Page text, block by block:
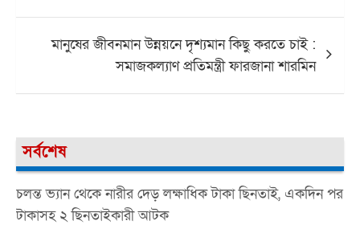
মানুষের জীবনমান উন্নয়নে দৃশ্যমান কিছু করতে চাই :
সমাজকল্যাণ প্রতিমন্ত্রী ফারজানা শারমিন
সর্বশেষ
চলন্ত ভ্যান থেকে নারীর দেড় লক্ষাধিক টাকা ছিনতাই, একদিন পর
টাকাসহ ২ ছিনতাইকারী আটক